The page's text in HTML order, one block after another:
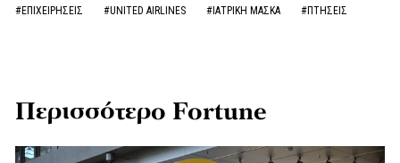
#ΕΠΙΧΕΙΡΗΣΕΙΣ #UNITED AIRLINES #ΙΑΤΡΙΚΗ ΜΑΣΚΑ #ΠΤΗΣΕΙΣ
Περισσότερο Fortune